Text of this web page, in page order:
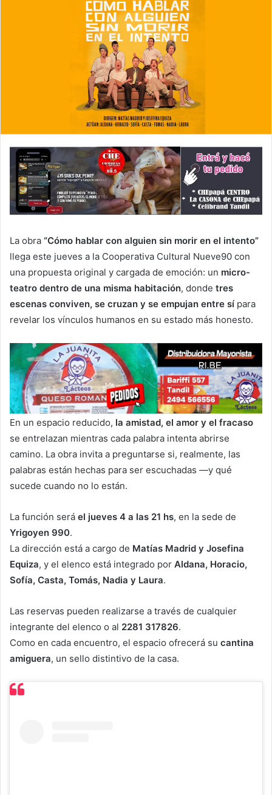
La obra “Cómo hablar con alguien sin morir en el intento”
llega este jueves a la Cooperativa Cultural Nueve90 con
una propuesta original y cargada de emoción: un micro-
teatro dentro de una misma habitación, donde tres
escenas conviven, se cruzan y se empujan entre sí para
revelar los vínculos humanos en su estado más honesto.
En un espacio reducido, la amistad, el amor y el fracaso
se entrelazan mientras cada palabra intenta abrirse
camino. La obra invita a preguntarse si, realmente, las
palabras están hechas para ser escuchadas —y qué
sucede cuando no lo están.
La función será el jueves 4 a las 21 hs, en la sede de
Yrigoyen 990.
La dirección está a cargo de Matías Madrid y Josefina
Equiza, y el elenco está integrado por Aldana, Horacio,
Sofía, Casta, Tomás, Nadia y Laura.
Las reservas pueden realizarse a través de cualquier
integrante del elenco o al 2281 317826.
Como en cada encuentro, el espacio ofrecerá su cantina
amiguera, un sello distintivo de la casa.